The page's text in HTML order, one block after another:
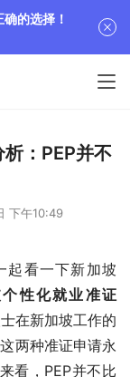
：PEP并不
下午10:49
起看一下新加坡
性化就业准证
在新加坡工作的
两种准证申请永
看，PEP并不比
的选择！